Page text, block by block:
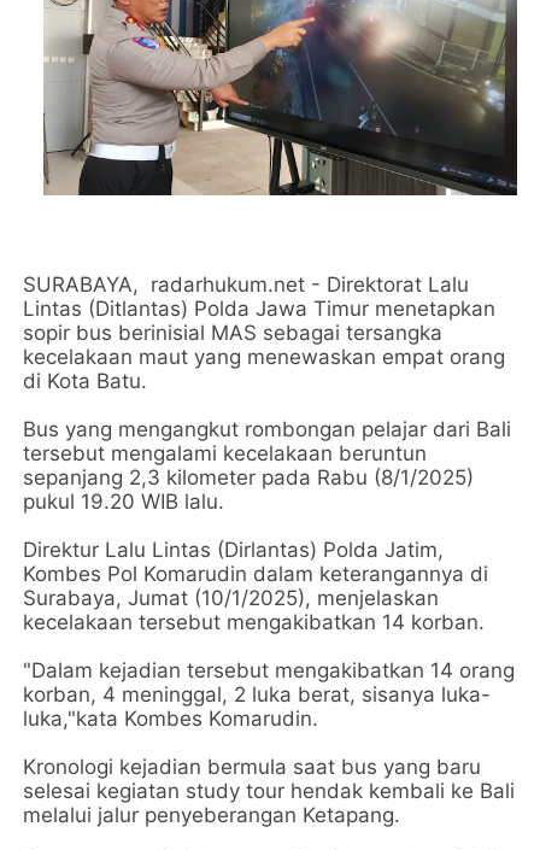
SURABAYA, radarhukum.net - Direktorat Lalu
Lintas (Ditlantas) Polda Jawa Timur menetapkan
sopir bus berinisial MAS sebagai tersangka
kecelakaan maut yang menewaskan empat orang
di Kota Batu.
Bus yang mengangkut rombongan pelajar dari Bali
tersebut mengalami kecelakaan beruntun
sepanjang 2,3 kilometer pada Rabu (8/1/2025)
pukul 19.20 WIB lalu.
Direktur Lalu Lintas (Dirlantas) Polda Jatim,
Kombes Pol Komarudin dalam keterangannya di
Surabaya, Jumat (10/1/2025), menjelaskan
kecelakaan tersebut mengakibatkan 14 korban.
"Dalam kejadian tersebut mengakibatkan 14 orang
korban, 4 meninggal, 2 luka berat, sisanya luka-
luka,"kata Kombes Komarudin.
Kronologi kejadian bermula saat bus yang baru
selesai kegiatan study tour hendak kembali ke Bali
melalui jalur penyeberangan Ketapang.